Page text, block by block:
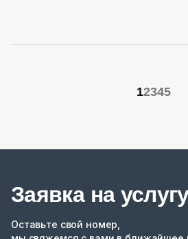
12345
Заявка на
Оставьте свой номер,